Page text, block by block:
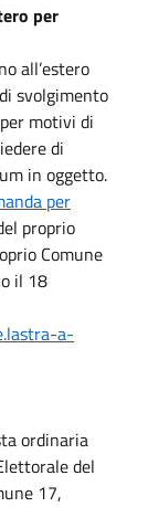
per
all’estero
svolgimento
motivi di
di
in oggetto.
per
proprio
Comune
il 18
a-
ordinaria
del
17,